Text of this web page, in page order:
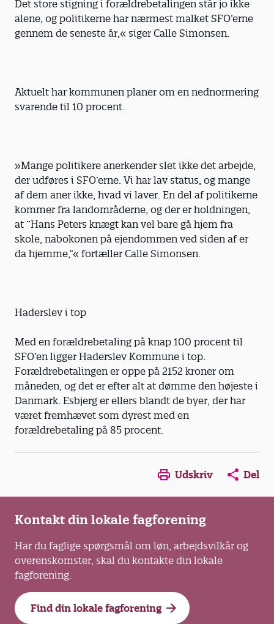
Det store stigning i forældrebetalingen står jo ikke
alene, og politikerne har nærmest malket SFO’erne
gennem de seneste år,« siger Calle Simonsen.
Aktuelt har kommunen planer om en nednormering
svarende til 10 procent.
»Mange politikere anerkender slet ikke det arbejde,
der udføres i SFO’erne. Vi har lav status, og mange
af dem aner ikke, hvad vi laver. En del af politikerne
kommer fra landområderne, og der er holdningen,
at ”Hans Peters knægt kan vel bare gå hjem fra
skole, nabokonen på ejendommen ved siden af er
da hjemme,”« fortæller Calle Simonsen.
Haderslev i top
Med en forældrebetaling på knap 100 procent til
SFO’en ligger Haderslev Kommune i top.
Forældrebetalingen er oppe på 2152 kroner om
måneden, og det er efter alt at dømme den højeste i
Danmark. Esbjerg er ellers blandt de byer, der har
været fremhævet som dyrest med en
forældrebetaling på 85 procent.
Opens in a new window
Opens in a new
Opens in
Udskriv Del
Kontakt din lokale fagforening
Har du faglige spørgsmål om løn, arbejdsvilkår og
overenskomster, skal du kontakte din lokale
fagforening.
Find din lokale fagforening